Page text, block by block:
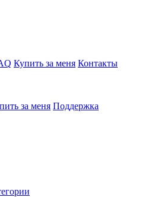
Купить за меня Контакты
за меня Поддержка